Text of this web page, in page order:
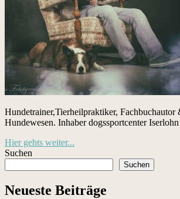
Hundetrainer,Tierheilpraktiker, Fachbuchautor
Hundewesen. Inhaber dogssportcenter Iserlohn
Hier gehts weiter...
Suchen
Suchen
Neueste Beiträge